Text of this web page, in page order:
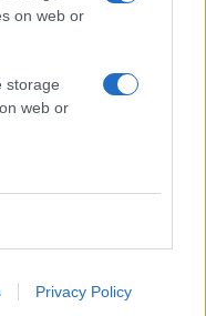
on web or
storage
web or
Privacy Policy
νόμος του Μέρφι
(βίντεο)
ματς ξεκίνησε άσχημα